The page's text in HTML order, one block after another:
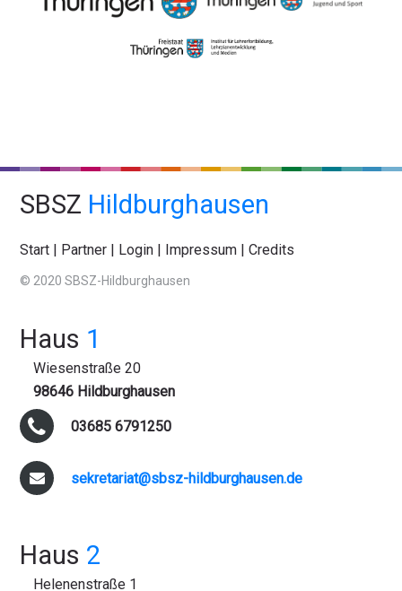
SBSZ Hildburghausen
Start Partner Login Impressum |Credits
© 2020 SBSZ-Hildburghausen
Haus 1
Wiesenstraße 20
98646 Hildburghausen
03685 6791250
sekretariat@sbsz-hildburghausen.de
Haus 2
Helenenstraße 1